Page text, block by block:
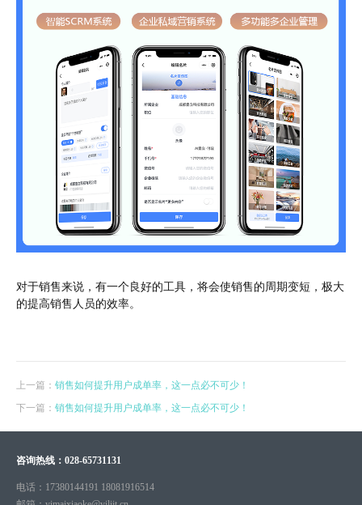
对于销售来说，有一个良好的工具，将会使销售的周期变短，极大
的提高销售人员的效率。
上一篇： 销售如何提升用户成单率，这一点必不可少！
下一篇： 销售如何提升用户成单率，这一点必不可少！
咨询热线： 028-65731131
电话： 17380144191 18081916514